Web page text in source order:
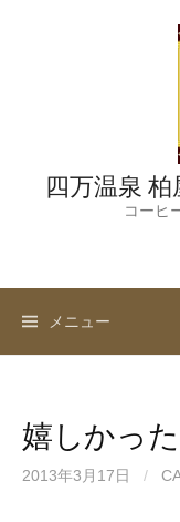
四万温泉
コーヒ
メニュー
嬉しかっ
2013年3月17日 /